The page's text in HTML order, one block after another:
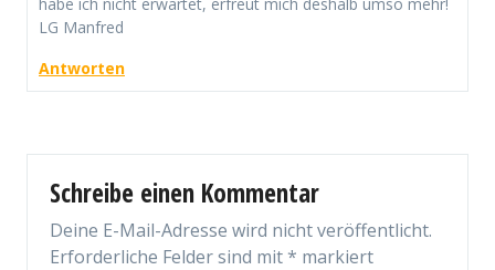
LG Manfred
Antworten
Schreibe einen Kommentar
Deine E-Mail-Adresse wird nicht veröffentlicht.
Erforderliche Felder sind mit* markiert